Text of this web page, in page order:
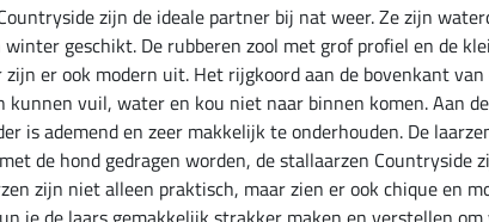
zijn de ideale partner bij nat weer. Ze zijn
geschikt. De rubberen zool met grof profiel en de
er ook modern uit. Het rijgkoord aan de bovenkant
kunnen vuil, water en kou niet naar binnen komen. Aan
is ademend en zeer makkelijk te onderhouden. De
de hond gedragen worden, de stallaarzen
zijn niet alleen praktisch, maar zien er ook chique en